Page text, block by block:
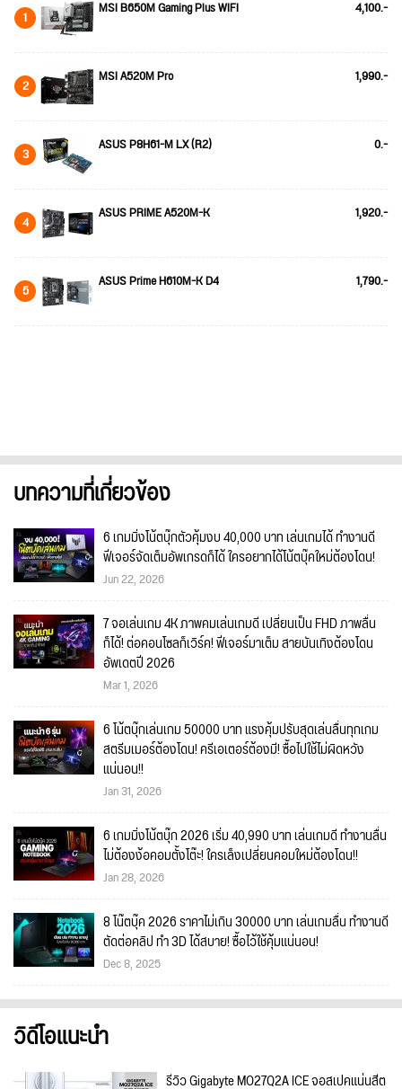
1 MSI B650M Gaming Plus WIFI 4,100.-
2 MSI A520M Pro 1,990.-
3 ASUS P8H61-M LX (R2) 0.-
4 ASUS PRIME A520M-K 1,920.-
5 ASUS Prime H610M-K D4 1,790.-
บทความที่เกี่ยวข้อง
6 เกมมิ่งโน้ตบุ๊กตัวคุ้มงบ 40,000 บาท เล่นเกมได้ ทำงานดี
ฟีเจอร์จัดเต็มอัพเกรดก็ได้ ใครอยากได้โน้ตบุ๊คใหม่ต้องโดน!
Jun 22, 2026
7 จอเล่นเกม 4K ภาพคมเล่นเกมดี เปลี่ยนเป็น FHD ภาพลื่น
ก็ได้! ต่อคอนโซลก็เวิร์ค! ฟีเจอร์มาเต็ม สายบันเทิงต้องโดน
อัพเดตปี 2026
Mar 1, 2026
6 โน้ตบุ๊กเล่นเกม 50000 บาท แรงคุ้มปรับสุดเล่นลื่นทุกเกม
สตรีมเมอร์ต้องโดน! ครีเอเตอร์ต้องมี! ซื้อไปใช้ไม่ผิดหวัง
แน่นอน!!
Jan 31, 2026
6 เกมมิ่งโน้ตบุ๊ก 2026 เริ่ม 40,990 บาท เล่นเกมดี ทำงานลื่น
ไม่ต้องง้อคอมตั้งโต๊ะ! ใครเล็งเปลี่ยนคอมใหม่ต้องโดน!!
Jan 28, 2026
8 โน๊ตบุ๊ค 2026 ราคาไม่เกิน 30000 บาท เล่นเกมลื่น ทำงานดี
ตัดต่อคลิป ทำ 3D ได้สบาย! ซื้อไว้ใช้คุ้มแน่นอน!
Dec 8, 2025
วิดีโอแนะนำ
รีวิว Gigabyte MO27Q2A ICE จอสเปคแน่นสีต